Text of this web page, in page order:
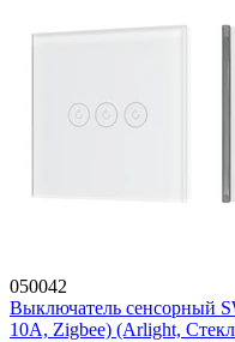
050042
Выключатель сенсорный
10A, Zigbee) (Arlight,